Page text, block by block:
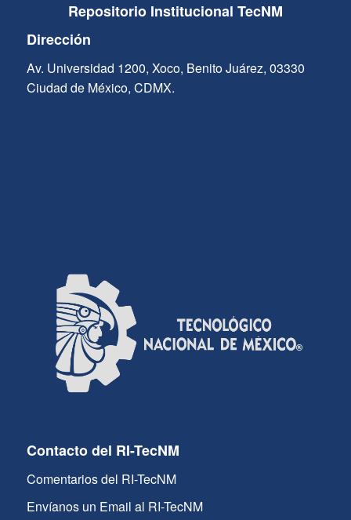
Repositorio Institucional TecNM
Dirección
Av. Universidad 1200, Xoco, Benito Juárez, 03330
Ciudad de México, CDMX.
Contacto del RI-TecNM
Comentarios del RI-TecNM
Envíanos un Email al RI-TecNM